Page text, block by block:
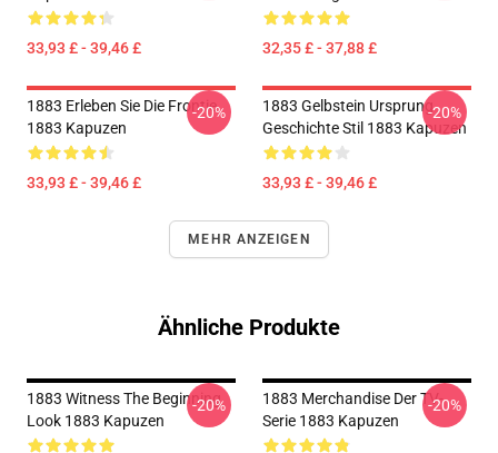
33,93 £ - 39,46 £ 32,35 £ - 37,88 £
1883 Erleben Sie Die Frontie
1883 Kapuzen
33,93 £ - 39,46 £
-20%
1883 Gelbstein Ursprung
Geschichte Stil 1883 Kapuzen
33,93 £ - 39,46 £
-20%
MEHR ANZEIGEN
Ähnliche Produkte
1883 Witness The Beginning
Look 1883 Kapuzen
-20%
1883 Merchandise Der TV-
Serie 1883 Kapuzen
-20%